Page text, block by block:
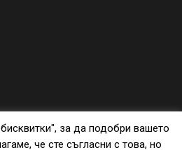
за да подобри вашето
че сте съгласни с това, но